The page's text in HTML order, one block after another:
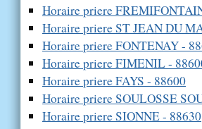
Horaire priere
Horaire priere ST JEAN DU
Horaire priere FONTENAY -
Horaire priere FIMENIL -
Horaire priere FAYS - 88600
Horaire priere SOULOSSE
Horaire priere SIONNE - 88630